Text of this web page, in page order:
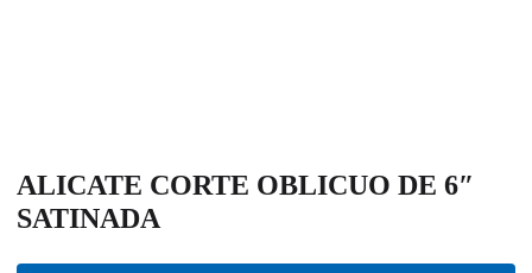
ALICATE CORTE OBLICUO DE 6″
SATINADA